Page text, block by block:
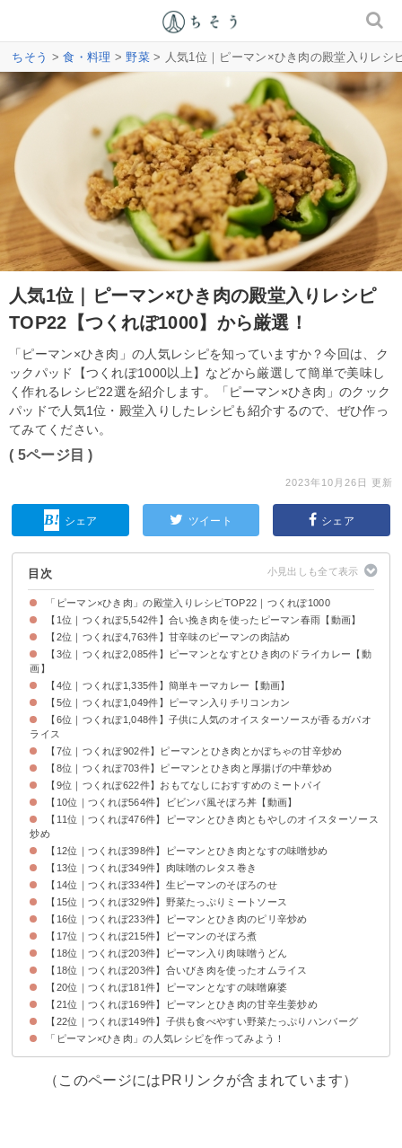
ちそう >食・料理 >野菜> 人気1位｜ピーマン×ひき肉の殿堂入りレシ
人気1位｜ピーマン×ひき肉の殿堂入りレシピ
TOP22【つくれぽ1000】から厳選！
「ピーマン×ひき肉」の人気レシピを知っていますか？今回は、ク
ックパッド【つくれぽ1000以上】などから厳選して簡単で美味し
く作れるレシピ22選を紹介します。「ピーマン×ひき肉」のクック
パッドで人気1位・殿堂入りしたレシピも紹介するので、ぜひ作っ
てみてください。
( 5ページ目 )
2023年10月26日 更新
シェア ツイート シェア
目次
「ピーマン×ひき肉」の殿堂入りレシピTOP22｜つくれぽ1000
【1位｜つくれぽ5,542件】合い挽き肉を使ったピーマン春雨【動画】
【2位｜つくれぽ4,763件】甘辛味のピーマンの肉詰め
【3位｜つくれぽ2,085件】ピーマンとなすとひき肉のドライカレー【動
画】
【4位｜つくれぽ1,335件】簡単キーマカレー【動画】
【5位｜つくれぽ1,049件】ピーマン入りチリコンカン
【6位｜つくれぽ1,048件】子供に人気のオイスターソースが香るガパオ
ライス
【7位｜つくれぽ902件】ピーマンとひき肉とかぼちゃの甘辛炒め
【8位｜つくれぽ703件】ピーマンとひき肉と厚揚げの中華炒め
【9位｜つくれぽ622件】おもてなしにおすすめのミートパイ
【10位｜つくれぽ564件】ビビンバ風そぼろ丼【動画】
【11位｜つくれぽ476件】ピーマンとひき肉ともやしのオイスターソース
炒め
【12位｜つくれぽ398件】ピーマンとひき肉となすの味噌炒め
【13位｜つくれぽ349件】肉味噌のレタス巻き
【14位｜つくれぽ334件】生ピーマンのそぼろのせ
【15位｜つくれぽ329件】野菜たっぷりミートソース
【16位｜つくれぽ233件】ピーマンとひき肉のピリ辛炒め
【17位｜つくれぽ215件】ピーマンのそぼろ煮
【18位｜つくれぽ203件】ピーマン入り肉味噌うどん
【18位｜つくれぽ203件】合いびき肉を使ったオムライス
【20位｜つくれぽ181件】ピーマンとなすの味噌麻婆
【21位｜つくれぽ169件】ピーマンとひき肉の甘辛生姜炒め
【22位｜つくれぽ149件】子供も食べやすい野菜たっぷりハンバーグ
「ピーマン×ひき肉」の人気レシピを作ってみよう！
（このページにはPRリンクが含まれています）